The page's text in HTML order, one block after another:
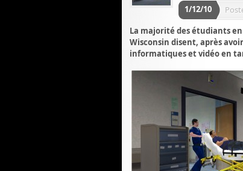
1/12/10
La majorité des étudiants
Wisconsin disent, après
informatiques et vidéo en